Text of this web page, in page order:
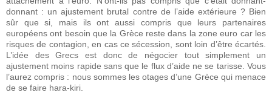
donnant : un ajustement brutal contre de l’aide extérieure ? Bien
sûr que si, mais ils ont aussi compris que leurs partenaires
européens ont besoin que la Grèce reste dans la zone euro car les
risques de contagion, en cas ce sécession, sont loin d’être écartés.
L’idée des Grecs est donc de négocier tout simplement un
ajustement moins rapide sans que le flux d’aide ne se tarisse. Vous
l’aurez compris : nous sommes les otages d’une Grèce qui menace
de se faire hara-kiri.